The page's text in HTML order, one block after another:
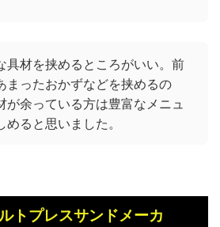
具材を挟めるところがいい。前
まったおかずなどを挟めるの
が余っている方は豊富なメニュ
めると思いました。
トプレスサンドメーカ